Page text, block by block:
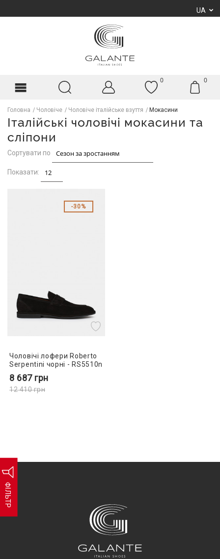
UA
0 0
Головна Чоловіче Чоловіче італійське взуття Мокасини
Італійські чоловічі мокасини та
сліпони
ФІЛЬТР
Сортувати по
Показати:
30%
Чоловічі лофери Roberto
Serpentini чорні - RS5510n
8 687 грн
12 410грн